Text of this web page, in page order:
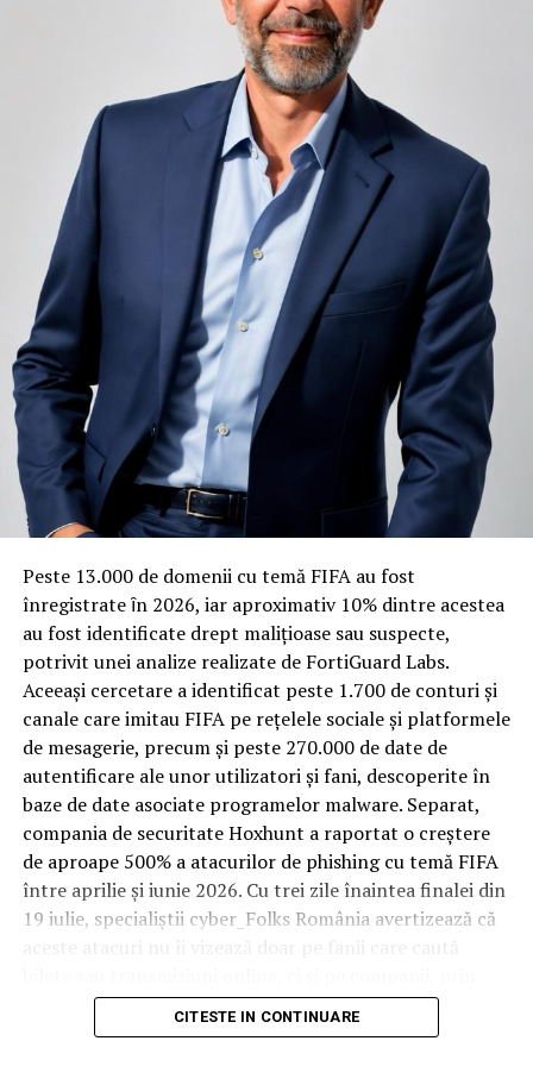
adiacent rămâne una dintre cele mai frecvente
nemulțumiri semnalate de oaspeți în recenziile online,
chiar și la unități altfel apreciate pentru servicii și
locație. De multe ori, oaspeții nu identifică pardoseala
drept sursa reală a problemei, ci descriu simplu senzația
de spațiu zgomotos sau agitat.
Pardoseala joacă un rol important în absorbția acestor
sunete, mai ales în zonele de trecere frecventă dintre
cameră și baie sau dintre pat și fereastră. Un material cu
proprietăți fonoabsorbante bune reduce transmiterea
zgomotului către camerele vecine și către etajele
inferioare, un aspect esențial mai ales în clădirile mai
vechi, cu structuri care nu au fost proiectate inițial
pentru izolare fonică performantă.
Rotația rapidă a oaspeților cere
materiale rezistente
Spre diferență de o locuință obișnuită, o cameră de hotel
trece printr-un ciclu de utilizare intensă: oaspeți diferiți,
bagaje trase pe roți, curățenie zilnică, uneori mai multe
rezervări consecutive în aceeași săptămână. Această
frecvență ridicată de utilizare pune presiune reală pe
orice suprafață, iar pardoseala este printre primele
elemente afectate vizibil, mai ales în zona din jurul
patului și a ușii de acces.
În etapa de renovare sau construcție, administratorii
care iau în calcul mocheta trafic intens
pentru zonele
cu rotație mare reduc riscul de uzură prematură și de
decolorare vizibilă în punctele de trecere frecventă. Este
o decizie care ține mai puțin de stil și mai mult de
după primele sezoane de utilizare intensă.
Peste 13.000 de domenii cu temă FIFA au fost
înregistrate ȋn 2026, iar aproximativ 10% dintre acestea
au fost identificate drept malițioase sau suspecte,
potrivit unei analize realizate de FortiGuard Labs.
Aceeași cercetare a identificat peste 1.700 de conturi și
canale care imitau FIFA pe rețelele sociale și platformele
de mesagerie, precum și peste 270.000 de date de
autentificare ale unor utilizatori și fani, descoperite în
baze de date asociate programelor malware. Separat,
compania de securitate Hoxhunt a raportat o creștere
de aproape 500% a atacurilor de phishing cu temă FIFA
între aprilie și iunie 2026. Cu trei zile înaintea finalei din
19 iulie, specialiștii cyber_Folks România avertizează că
conturile, dispozitivele și infrastructura digitală
utilizate de angajați.
CITESTE IN CONTINUARE